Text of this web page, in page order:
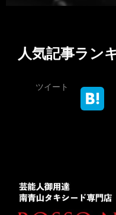
人気記事ラン
ツイート